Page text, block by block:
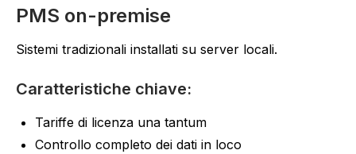
PMS on-premise
Sistemi tradizionali installati su server locali.
Caratteristiche chiave:
Tariffe di licenza una tantum
Controllo completo dei dati in loco